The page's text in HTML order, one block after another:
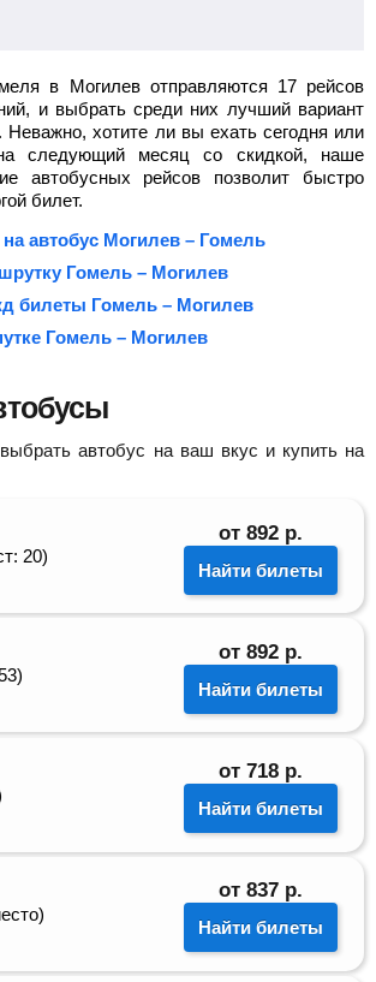
в Могилев отправляются 17 рейсов
и выбрать среди них лучший вариант
Неважно, хотите ли вы ехать сегодня или
следующий месяц со скидкой, наше
автобусных рейсов позволит быстро
билет.
на автобус Могилев – Гомель
Гомель – Могилев
билеты Гомель – Могилев
Гомель – Могилев
автобус на ваш вкус и купить на
20)
от 892 р.
Найти билеты
от 892 р.
Найти билеты
от 718 р.
Найти билеты
от 837 р.
Найти билеты